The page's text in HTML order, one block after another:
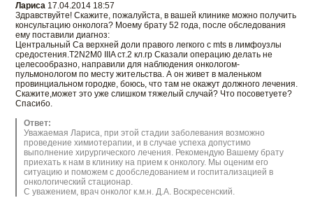
Лариса 17.04.2014 18:57
Здравствуйте! Скажите, пожалуйста, в вашей клинике можно получить
консультацию онколога? Моему брату 52 года, после обследования
ему поставили диагноз:
Центральный Са верхней доли правого легкого с mts в лимфоузлы
средостения.Т2N2M0 IIIA ст.2 кл.гр Сказали операцию делать не
целесообразно, направили для наблюдения онкологом-
пульмонологом по месту жительства. А он живет в маленьком
провинциальном городке, боюсь, что там не окажут должного лечения.
Скажите,может это уже слишком тяжелый случай? Что посоветуете?
Спасибо.
Ответ:
Уважаемая Лариса, при этой стадии заболевания возможно
проведение химиотерапии, и в случае успеха допустимо
выполнение хирургического лечения. Рекомендую Вашему брату
приехать к нам в клинику на прием к онкологу. Мы оценим его
ситуацию и поможем с дообследованием и госпитализацией в
онкологический стационар.
С уважением, врач онколог к.м.н. Д.А. Воскресенский.